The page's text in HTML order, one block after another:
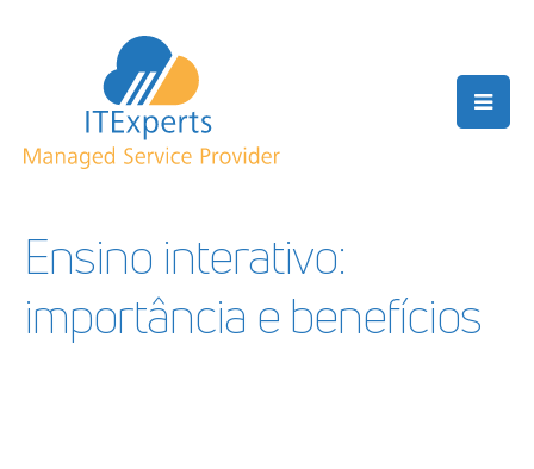
Ensino interativo:
importância e benefícios